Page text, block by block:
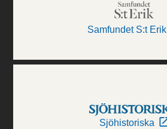
Samfundet S:t Erik
Sjöhistoriska